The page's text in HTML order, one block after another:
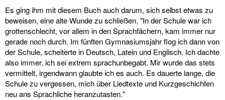
Es ging ihm mit diesem Buch auch darum, sich selbst etwas zu
beweisen, eine alte Wunde zu schließen. "In der Schule war ich
grottenschlecht, vor allem in den Sprachfächern, kam immer nur
gerade noch durch. Im fünften Gymnasiumsjahr flog ich dann von
der Schule, scheiterte in Deutsch, Latein und Englisch. Ich dachte
also immer, ich sei extrem sprachunbegabt. Mir wurde das stets
vermittelt, irgendwann glaubte ich es auch. Es dauerte lange, die
Schule zu vergessen, mich über Liedtexte und Kurzgeschichten
neu ans Sprachliche heranzutasten."